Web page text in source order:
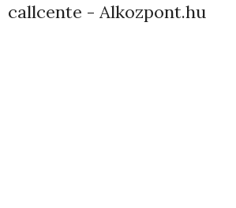
callcente - Alkozpont.hu